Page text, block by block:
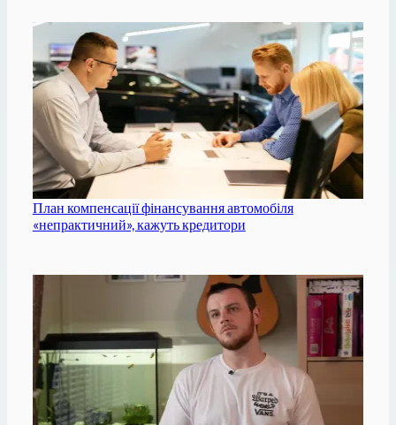
План компенсації фінансування автомобіля
«непрактичний», кажуть кредитори